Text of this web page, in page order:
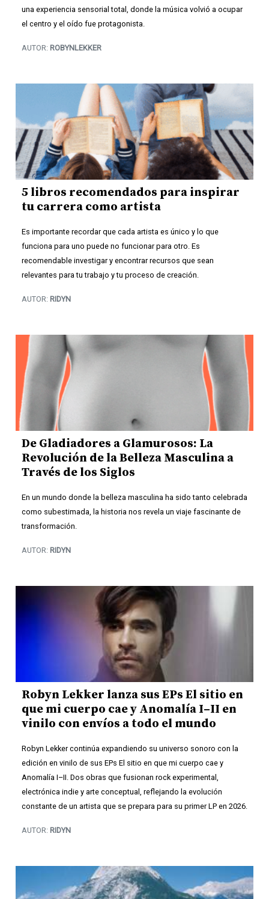
una experiencia sensorial total, donde la música volvió a ocupar
el centro y el oído fue protagonista.
AUTOR: ROBYNLEKKER
5 libros recomendados para inspirar
tu carrera como artista
Es importante recordar que cada artista es único y lo que
funciona para uno puede no funcionar para otro. Es
recomendable investigar y encontrar recursos que sean
relevantes para tu trabajo y tu proceso de creación.
AUTOR: RIDYN
De Gladiadores a Glamurosos: La
Revolución de la Belleza Masculina a
Través de los Siglos
En un mundo donde la belleza masculina ha sido tanto celebrada
como subestimada, la historia nos revela un viaje fascinante de
transformación.
AUTOR: RIDYN
Robyn Lekker lanza sus EPs El sitio en
que mi cuerpo cae y Anomalía I–II en
vinilo con envíos a todo el mundo
Robyn Lekker continúa expandiendo su universo sonoro con la
edición en vinilo de sus EPs El sitio en que mi cuerpo cae y
Anomalía I–II. Dos obras que fusionan rock experimental,
electrónica indie y arte conceptual, reflejando la evolución
constante de un artista que se prepara para su primer LP en 2026.
AUTOR: RIDYN